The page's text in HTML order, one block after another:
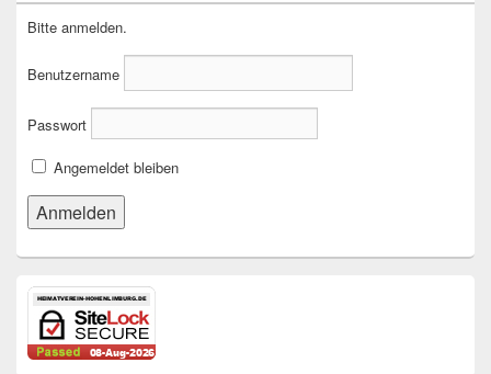
Bitte anmelden.
Benutzername
Passwort
Angemeldet bleiben